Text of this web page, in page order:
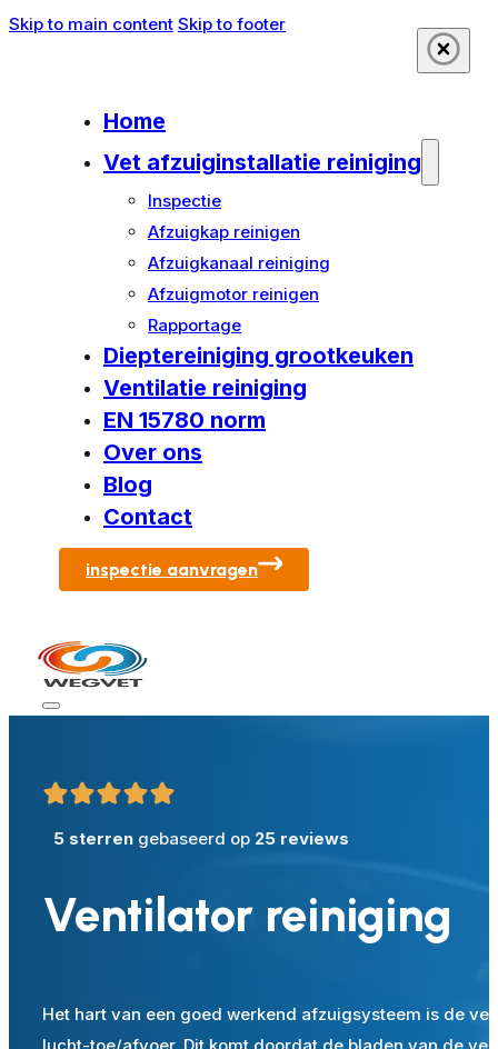
Skip to main content Skip to footer
Home
Vet afzuiginstallatie reiniging
Inspectie
Afzuigkap reinigen
Afzuigkanaal reiniging
Afzuigmotor reinigen
Rapportage
Dieptereiniging grootkeuken
Ventilatie reiniging
EN 15780 norm
Over ons
Blog
Contact
inspectie aanvragen
5 sterren gebaseerd op 25 reviews
Ventilator reiniging
Het hart van een goed werkend afzuigsysteem is de